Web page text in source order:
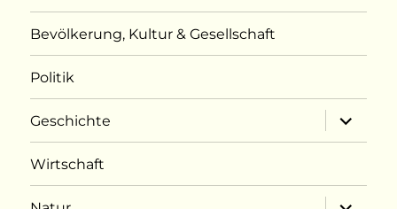
Bevölkerung, Kultur & Gesellschaft
Politik
Geschichte
öffnen
Wirtschaft